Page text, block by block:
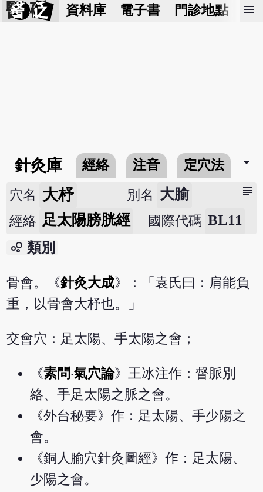
醫 砭 資料庫 電子書 門診地點 預
menu
針灸庫 經絡 注音 定穴法 arrow_drop_down
subject
穴名 大杼 別名 大腧
經絡 足太陽膀胱經 國際代碼 BL11
bubble_chart 類別
骨會。《針灸大成》：「袁氏曰：肩能負
重，以骨會大杼也。」
交會穴：足太陽、手太陽之會；
《素問‧氣穴論》王冰注作：督脈別
絡、手足太陽之脈之會。
《外台秘要》作：足太陽、手少陽之
會。
《銅人腧穴針灸圖經》作：足太陽、
少陽之會。